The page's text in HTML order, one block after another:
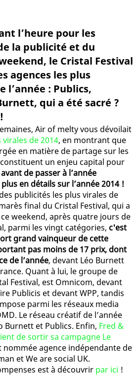
l’heure pour les
la publicité et du
le Cristal Festival
agences les plus
l’année : Publics,
qui a été sacré ?
Air of melty vous dévoilait
de 2014, en montrant que
en matière de partage sur les
un enjeu capital pour
de passer à l’année
en détails sur l’année 2014 !
publicités les plus virales de
final du Cristal Festival, qui a
weekend, après quatre jours de
parmi les vingt catégories, c'est
grand vainqueur de cette
pas moins de 17 prix, dont
de l’année, devant Léo Burnett
Quant à lui, le groupe de
Festival, est Omnicom, devant
Publicis et devant WPP, tandis
parmi les réseaux media
Le réseau créatif de l’année
Burnett et Publics. Enfin, Fred &
de sortir sa campagne Le
nommée agence indépendante de
et We are social UK.
est à découvrir par ici !